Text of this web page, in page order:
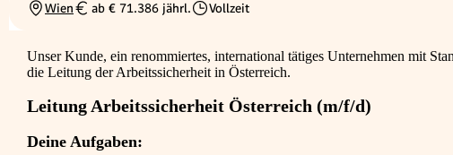
Ortschaft
Wien
Gehalt
ab € 71.386 jährl.
Beschäftigungsart
Vollzeit
Unser Kunde, ein renommiertes, international tätiges Unternehmen mit
die Leitung der Arbeitssicherheit in Österreich.
Leitung Arbeitssicherheit Österreich (m/f/d)
Deine Aufgaben: